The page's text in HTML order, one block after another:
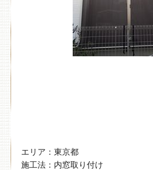
エリア：東京都
施工法：内窓取り付け